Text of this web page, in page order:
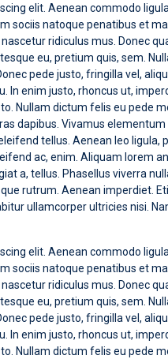
elit. Aenean commodo
sociis natoque penatibus et
ridiculus mus. Donec
eu, pretium quis, sem.
pede justo, fringilla vel,
In enim justo, rhoncus ut,
Nullam dictum felis eu pede
dapibus. Vivamus elementum
tellus. Aenean leo ligula,
ac, enim. Aliquam lorem
a, tellus. Phasellus viverra
rutrum. Aenean imperdiet.
ullamcorper ultricies nisi.
elit. Aenean commodo
sociis natoque penatibus et
ridiculus mus. Donec
eu, pretium quis, sem.
pede justo, fringilla vel,
In enim justo, rhoncus ut,
Nullam dictum felis eu pede